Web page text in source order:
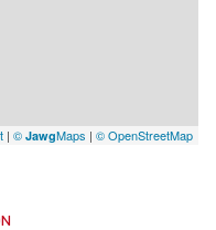
| © JawgMaps | © OpenStreetMap